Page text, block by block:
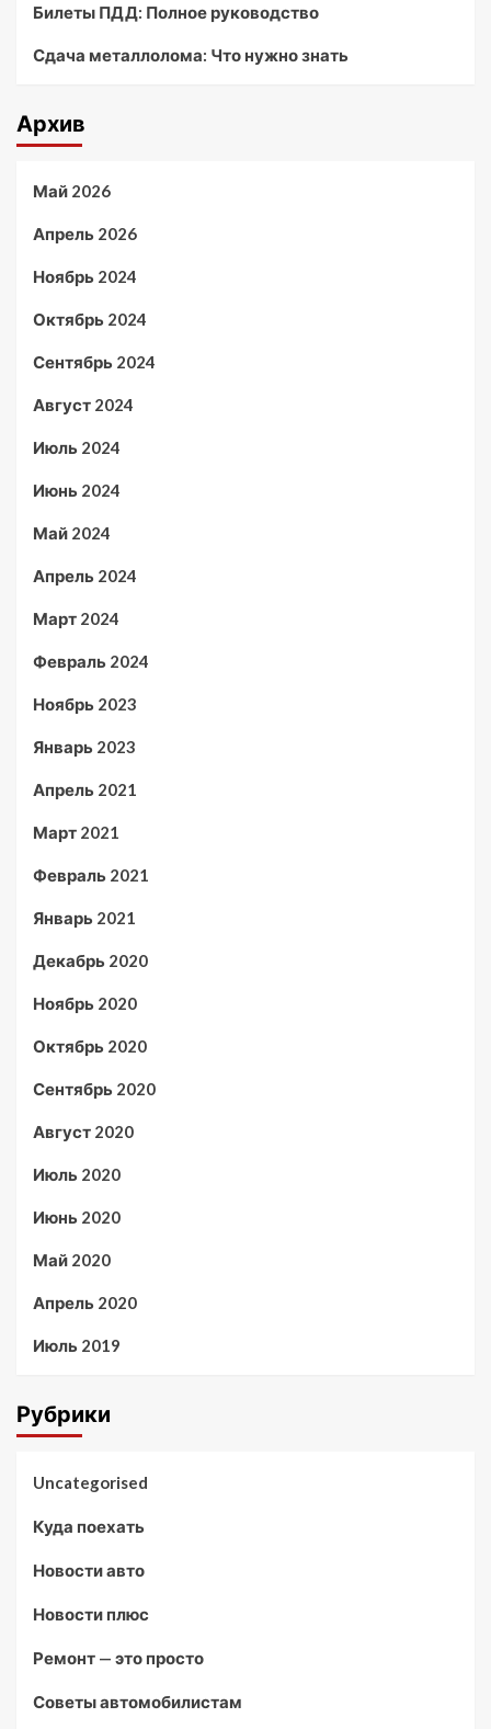
Билеты ПДД: Полное руководство
Сдача металлолома: Что нужно знать
Архив
Май 2026
Апрель 2026
Ноябрь 2024
Октябрь 2024
Сентябрь 2024
Август 2024
Июль 2024
Июнь 2024
Май 2024
Апрель 2024
Март 2024
Февраль 2024
Ноябрь 2023
Январь 2023
Апрель 2021
Март 2021
Февраль 2021
Январь 2021
Декабрь 2020
Ноябрь 2020
Октябрь 2020
Сентябрь 2020
Август 2020
Июль 2020
Июнь 2020
Май 2020
Апрель 2020
Июль 2019
Рубрики
Uncategorised
Куда поехать
Новости авто
Новости плюс
Ремонт — это просто
Советы автомобилистам